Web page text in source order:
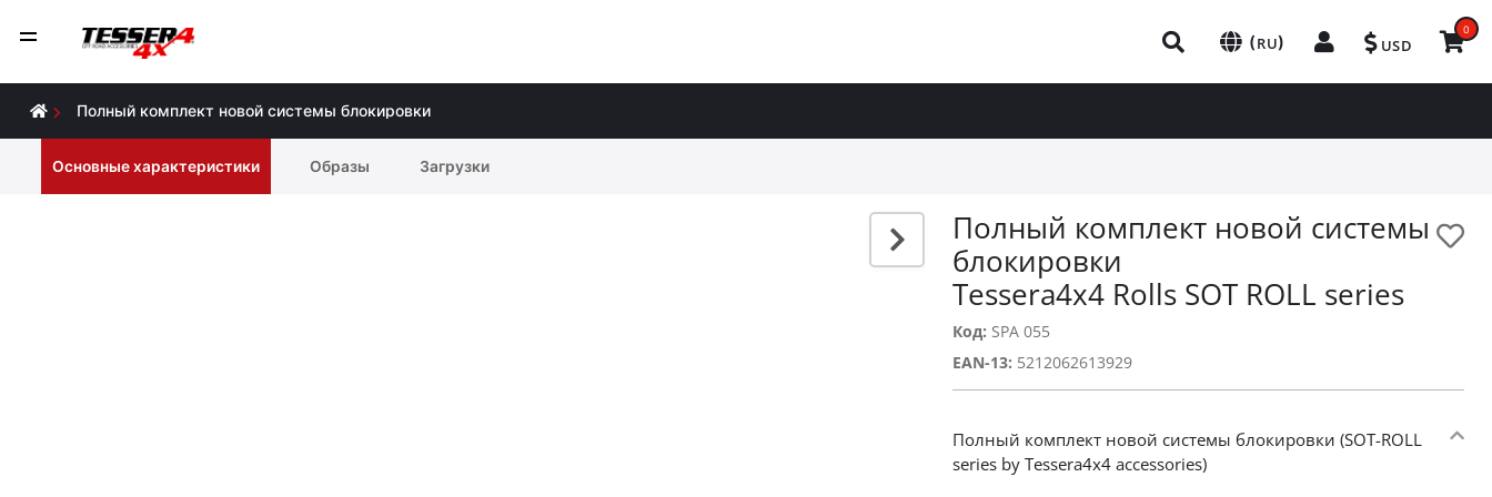
(RU) USD
0
Полный комплект новой системы блокировки
Основные характеристики Образы Загрузки
Полный комплект новой системы
блокировки
Tessera4x4 Rolls SOT ROLL series
Код: SPA 055
EAN-13: 5212062613929
Полный комплект новой системы блокировки (SOT-ROLL
series by Tessera4x4 accessories)